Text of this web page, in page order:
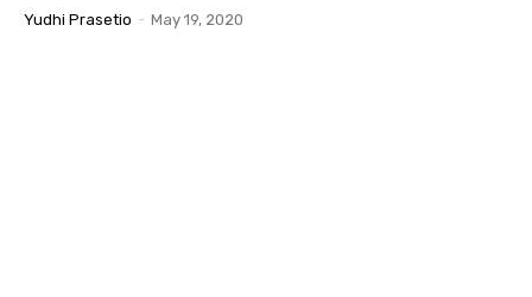
Yudhi Prasetio - May 19, 2020